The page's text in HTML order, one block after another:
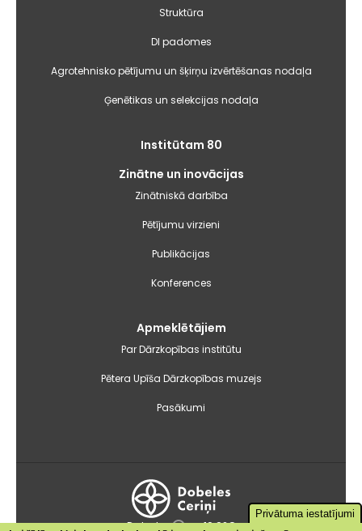
Struktūra
DI padomes
Agrotehnisko pētījumu un šķirņu izvērtēšanas nodaļa
Ģenētikas un selekcijas nodaļa
Institūtam 80
Zinātne un inovācijas
Zinātniskā darbība
Pētījumu virzieni
Publikācijas
Konferences
Apmeklētājiem
Par Dārzkopības institūtu
Pētera Upīša Dārzkopības muzejs
Pasākumi
Dobele +19.9°C
Privātuma iestatījumi